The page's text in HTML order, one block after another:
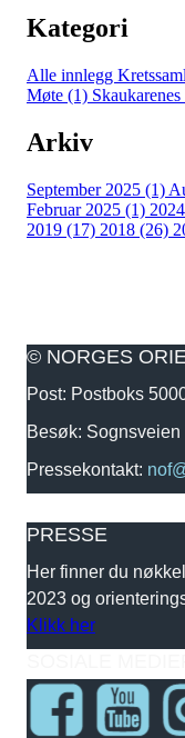
Kategori
Alle innlegg
Møte (1)
Arkiv
September 2025 (1)
Februar 2025 (1)
2019 (17) 2018 (26)
© NORGES
Post: Postboks
Besøk:
Pressekontakt:
PRESSE
Her finner du
2023 og
Klikk her